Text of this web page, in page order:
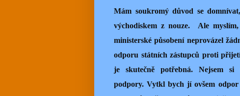
Mám soukromý důvod se
východiskem z nouze. Ale
ministerské působení neprovázel
odporu státních zástupců proti
je skutečně potřebná. Nejsem
podpory.Vytkl bych jí ovšem odpor